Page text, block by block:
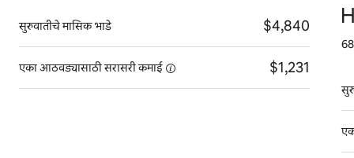
सुरुवातीचे मासिक भाडे $4,840
एका आठवड्यासाठी सरासरीकमाई $1,231